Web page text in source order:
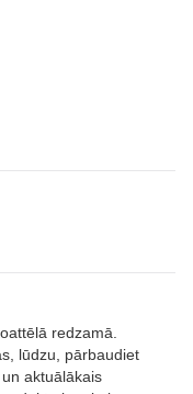
redzamā.
lūdzu, pārbaudiet
aktuālākais